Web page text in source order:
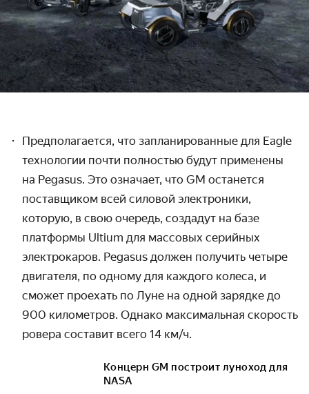
Предполагается, что запланированные для Eagle
технологии почти полностью будут применены
на Pegasus. Это означает, что GM останется
поставщиком всей силовой электроники,
которую, в свою очередь, создадут на базе
платформы Ultium для массовых серийных
электрокаров. Pegasus должен получить четыре
двигателя, по одному для каждого колеса, и
сможет проехать по Луне на одной зарядке до
900 километров. Однако максимальная скорость
ровера составит всего 14 км/ч.
Концерн GM построит луноход для
NASA